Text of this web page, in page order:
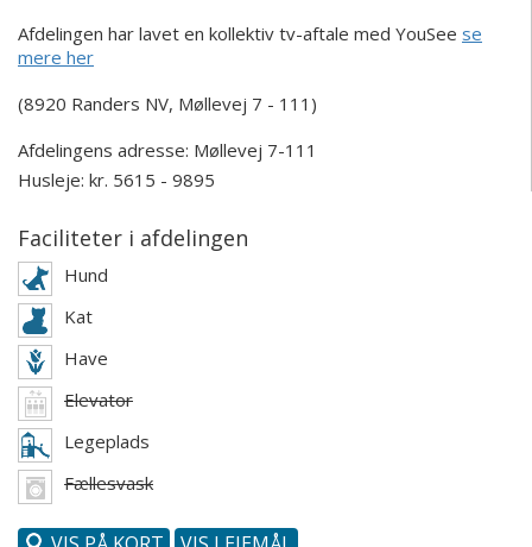
Afdelingen har lavet en kollektiv tv-aftale med YouSee se
mere her
(8920 Randers NV, Møllevej 7 - 111)
Afdelingens adresse: Møllevej 7-111
Husleje: kr. 5615 - 9895
Faciliteter i afdelingen
Hund
Kat
Have
Elevator
Legeplads
Fællesvask